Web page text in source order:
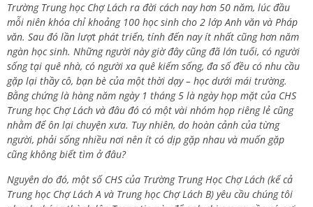
Trường Trung học Chợ Lách ra đời cách nay hơn 50 năm, lúc đầu
mỗi niên khóa chỉ khoảng 100 học sinh cho 2 lớp Anh văn và Pháp
văn. Sau đó lần lượt phát triển, tính đến nay ít nhất cũng hơn năm
ngàn học sinh. Những người này giờ đây cũng đã lớn tuổi, có người
sống tại quê nhà, có người xa quê kiếm sống, đa số đều có nhu cầu
gặp lại thầy cô, bạn bè của một thời dạy – học dưới mái trường.
Bằng chứng là hàng năm ngày 1 tháng 5 là ngày họp mặt của CHS
Trung học Chợ Lách và đâu đó có một vài nhóm họp riêng lẻ cũng
nhằm để ôn lại chuyện xưa. Tuy nhiên, do hoàn cảnh của từng
người, phải sống nhiều nơi nên ít có dịp gặp nhau và muốn gặp
cũng không biết tìm ở đâu?
Nguyên do đó, một số CHS của Trường Trung Học Chợ Lách (kể cả
Trung học Chợ Lách A và Trung học Chợ Lách B) yêu cầu chúng tôi